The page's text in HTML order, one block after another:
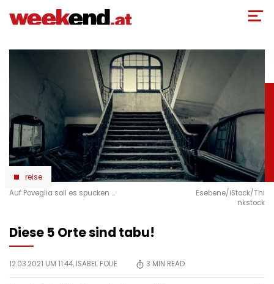
zum
reise
Auf Poveglia soll es spucken …
Esebene/iStock/Thi
nkstock
Diese 5 Orte sind tabu!
12.03.2021 UM 11:44, ISABEL FOLIE 3 MIN READ